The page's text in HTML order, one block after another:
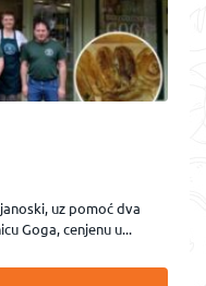
uz pomoć dva
Goga, cenjenu u...